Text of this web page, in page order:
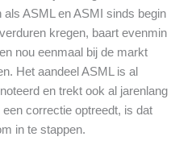
ASML en ASMI sinds begin
kregen, baart evenmin
nou eenmaal bij de markt
Het aandeel ASML is al
en trekt ook al jarenlang
correctie optreedt, is dat
in te stappen.